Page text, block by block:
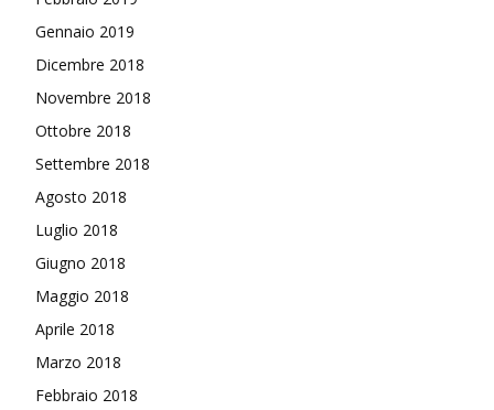
Gennaio 2019
Dicembre 2018
Novembre 2018
Ottobre 2018
Settembre 2018
Agosto 2018
Luglio 2018
Giugno 2018
Maggio 2018
Aprile 2018
Marzo 2018
Febbraio 2018